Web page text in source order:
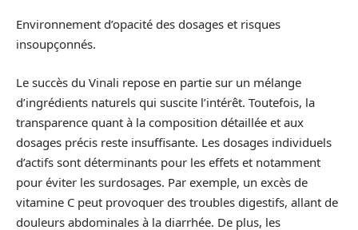
Environnement d’opacité des dosages et risques
insoupçonnés.
Le succès du Vinali repose en partie sur un mélange
d’ingrédients naturels qui suscite l’intérêt. Toutefois, la
transparence quant à la composition détaillée et aux
dosages précis reste insuffisante. Les dosages individuels
d’actifs sont déterminants pour les effets et notamment
pour éviter les surdosages. Par exemple, un excès de
vitamine C peut provoquer des troubles digestifs, allant de
douleurs abdominales à la diarrhée. De plus, les